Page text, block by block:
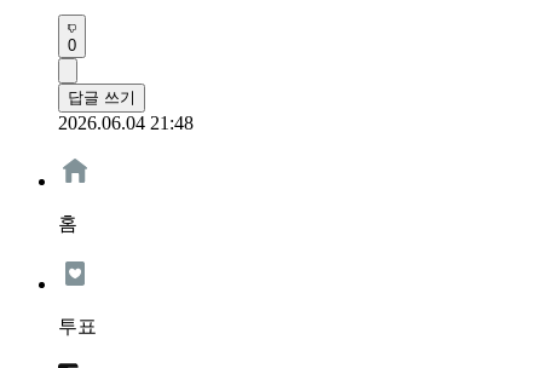
0
답글 쓰기
2026.06.04 21:48
홈
투표